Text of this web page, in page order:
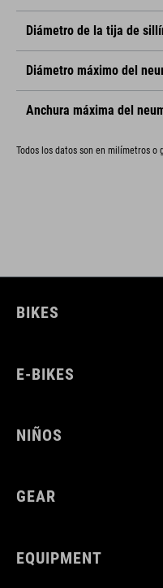
Diámetro de la tija de
Diámetro máximo del
Anchura máxima del
Todos los datos son en milímetros o
BIKES
E-BIKES
NIÑOS
GEAR
EQUIPMENT